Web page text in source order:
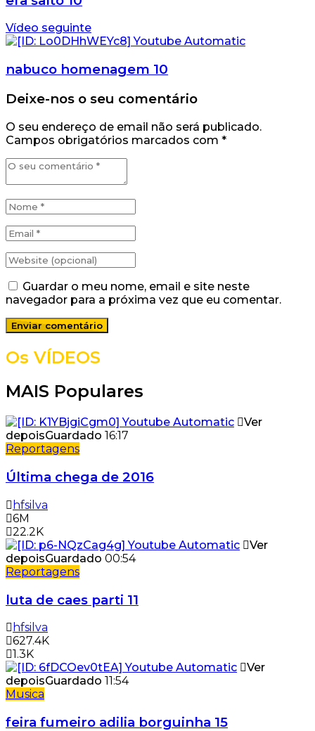
Vídeo seguinte
nabuco homenagem 10
Deixe-nos o seu comentário
O seu endereço de email não será publicado.
Campos obrigatórios marcados com *
Guardar o meu nome, email e site neste
navegador para a próxima vez que eu comentar.
Os VÍDEOS
MAIS Populares
Ver
depoisGuardado 16:17
Reportagens
Última chega de 2016
hfsilva
6M
22.2K
Ver
depoisGuardado 00:54
Reportagens
luta de caes parti 11
hfsilva
627.4K
1.3K
Ver
depoisGuardado 11:54
Musica
feira fumeiro adilia borguinha 15